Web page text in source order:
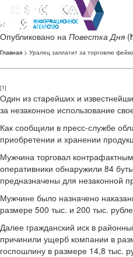
Опубликовано на Повестка Дня (
Главная > Уралец заплатит за торговлю
[1]
Один из старейших и
за незаконное использование
Как сообщили в пресс-службе
приобретении и хранении
Мужчина торговал
оперативники обнаружили 84
предназначены для незаконной
Мужчине было назначено
размере 500 тыс. и 200 тыс.
Далее гражданский иск в
причинили ущерб компании в
госпошлину в размере 14,8 тыс.